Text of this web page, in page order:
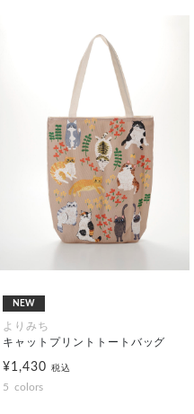
NEW
よりみち
キャットプリントトートバッグ
¥1,430 税込
5 colors